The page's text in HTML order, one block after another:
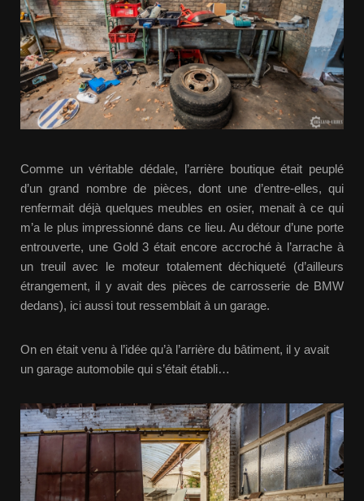
Comme un véritable dédale, l’arrière boutique était peuplé
d’un grand nombre de pièces, dont une d’entre-elles, qui
renfermait déjà quelques meubles en osier, menait à ce qui
m’a le plus impressionné dans ce lieu. Au détour d’une porte
entrouverte, une Gold 3 était encore accroché à l’arrache à
un treuil avec le moteur totalement déchiqueté (d’ailleurs
étrangement, il y avait des pièces de carrosserie de BMW
dedans), ici aussi tout ressemblait à un garage.
On en était venu à l’idée qu’à l’arrière du bâtiment, il y avait
un garage automobile qui s’était établi…